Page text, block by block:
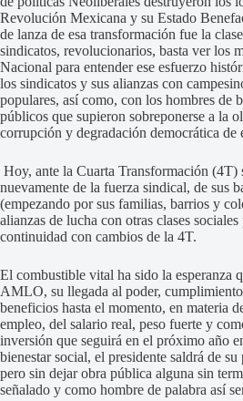
Revolución Mexicana y su Estado
de lanza de esa transformación fue la
sindicatos, revolucionarios, basta ver los
Nacional para entender ese esfuerzo
los sindicatos y sus alianzas con
populares, así como, con los hombres de
públicos que supieron sobreponerse a la
corrupción y degradación democrática de
Hoy, ante la Cuarta Transformación (4T)
nuevamente de la fuerza sindical, de sus
(empezando por sus familias, barrios y
alianzas de lucha con otras clases
continuidad con cambios de la 4T.
El combustible vital ha sido la esperanza
AMLO, su llegada al poder,
beneficios hasta el momento, en materia
empleo, del salario real, peso fuerte y
inversión que seguirá en el próximo año
bienestar social, el presidente saldrá de su
pero sin dejar obra pública alguna sin
señalado y como hombre de palabra así